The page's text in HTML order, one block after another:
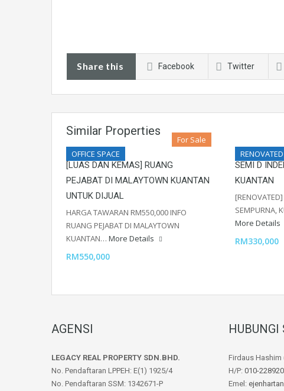
Share this Facebook Twitter
Similar Properties
OFFICE SPACE
For Sale
[LUAS DAN KEMAS] RUANG
PEJABAT DI MALAYTOWN KUANTAN
UNTUK DIJUAL
HARGA TAWARAN RM550,000 INFO
RUANG PEJABAT DI MALAYTOWN
KUANTAN… More Details
RM550,000
RENOVATED
SEMI D
KUANTAN
SEMPURNA,
More Details
RM330,000
AGENSI
LEGACY REAL PROPERTY SDN.BHD.
No. Pendaftaran LPPEH: E(1) 1925/4
No. Pendaftaran SSM: 1342671-P
HUBUNGI
Firdaus Hashim
H/P: 010-
Emel: